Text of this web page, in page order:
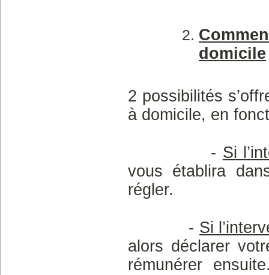
domicile
2 possibilités
à domicile, en
- Si
vous établira
régler.
- Si
alors déclarer
rémunérer